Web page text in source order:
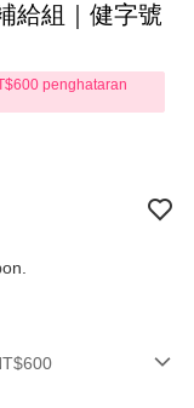
給組｜健字號
penghataran